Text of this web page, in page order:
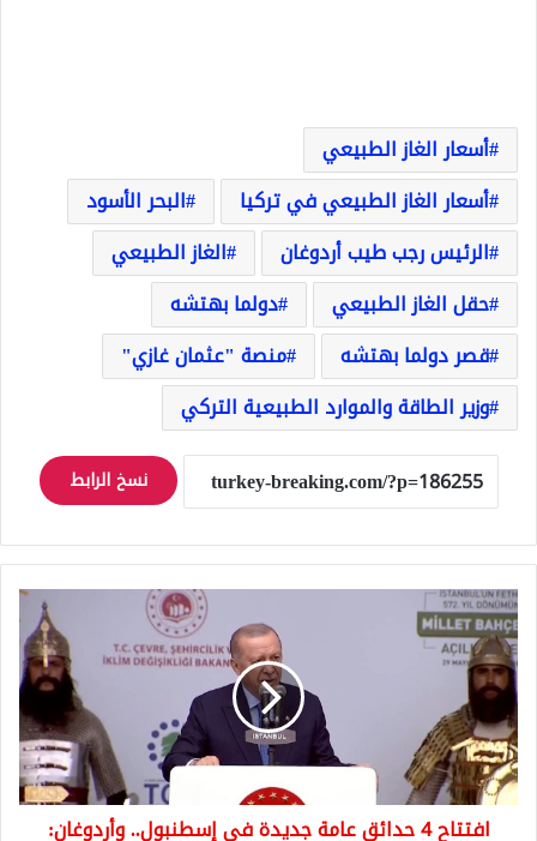
أسعار الغاز الطبيعي
أسعار الغاز الطبيعي في تركيا
البحر الأسود
الرئيس رجب طيب أردوغان
الغاز الطبيعي
حقل الغاز الطبيعي
دولما بهتشه
قصر دولما بهتشه
منصة "عثمان غازي"
وزير الطاقة والموارد الطبيعية التركي
نسخ الرابط
افتتاح
4
حدائق
عامة
جديدة
في
إسطنبول..
وأردوغان:
أصبحنا
افتتاح 4 حدائق عامة جديدة في إسطنبول.. وأردوغان: